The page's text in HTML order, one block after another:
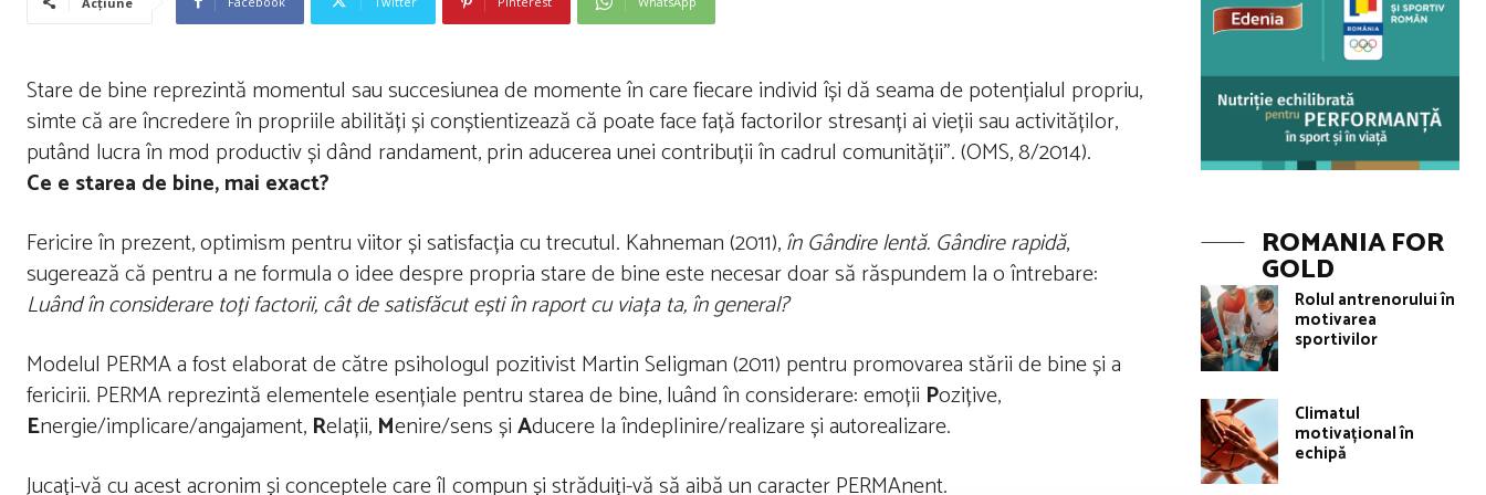
Stare de bine reprezintă momentul sau succesiunea de momente în care fiecare individ își dă seama de potențialul propriu,
simte că are încredere în propriile abilități și conștientizează că poate face față factorilor stresanți ai vieții sau activităților,
putând lucra în mod productiv și dând randament, prin aducerea unei contribuții în cadrul comunității”. (OMS, 8/2014).
Ce e starea de bine, mai exact?
Fericire în prezent, optimism pentru viitor și satisfacția cu trecutul. Kahneman (2011),în Gândire lentă. Gândire rapidă,
sugerează că pentru a ne formula o idee despre propria stare de bine este necesar doar să răspundem la o întrebare:
Luând în considerare toți factorii, cât de satisfăcut ești în raport cu viața ta, în general?
Modelul PERMA a fost elaborat de către psihologul pozitivist Martin Seligman (2011) pentru promovarea stării de bine și a
fericirii. PERMA reprezintă elementele esențiale pentru starea de bine, luând în considerare: emoții Pozițive,
Energie/implicare/angajament, Relații, Menire/sens șiAducere la îndeplinire/realizare și autorealizare.
Jucați-vă cu acest acronim și conceptele care îl compun și străduiți-vă să aibă un caracter PERMAnent.
ROMANIA FOR
GOLD
Rolul antrenorului în
motivarea
sportivilor
Climatul
motivațional în
echipă